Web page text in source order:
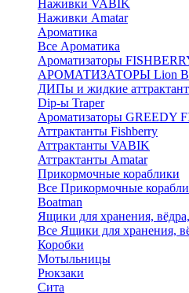
Наживки VABIK
Наживки Amatar
Ароматика
Все Ароматика
Ароматизаторы
АРОМАТИЗАТОРЫ Lion
ДИПы и жидкие
Dip-ы Traper
Ароматизаторы GREEDY
Аттрактанты Fishberry
Аттрактанты VABIK
Аттрактанты Amatar
Прикормочные кораблики
Все Прикормочные
Boatman
Ящики для хранения,
Все Ящики для хранения,
Коробки
Мотыльницы
Рюкзаки
Сита